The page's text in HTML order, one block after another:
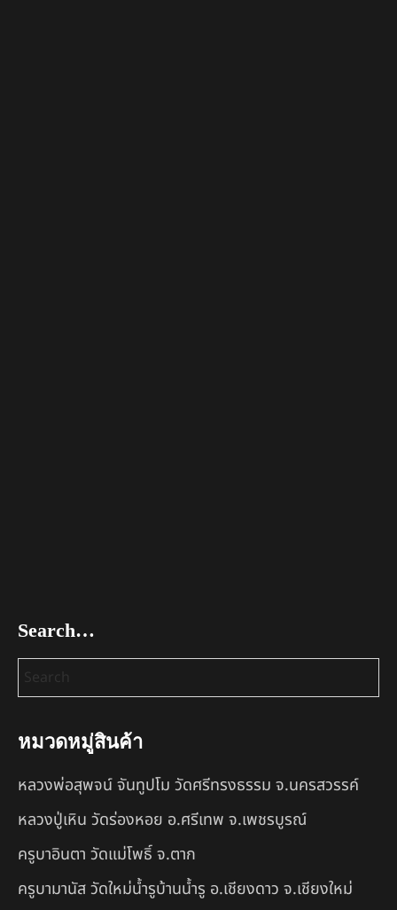
Search…
หมวดหมู่สินค้า
หลวงพ่อสุพจน์ จันทูปโม วัดศรีทรงธรรม จ.นครสวรรค์
หลวงปู่เหิน วัดร่องหอย อ.ศรีเทพ จ.เพชรบูรณ์
ครูบาอินตา วัดแม่โพธิ์ จ.ตาก
ครูบามานัส วัดใหม่น้ำรูบ้านน้ำรู อ.เชียงดาว จ.เชียงใหม่